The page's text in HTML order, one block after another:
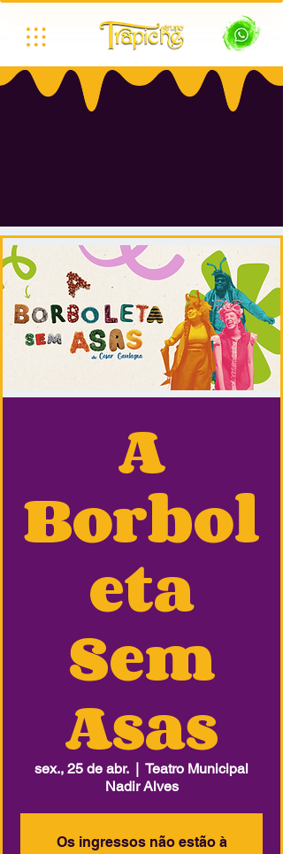
A
Borbol
eta
Sem
Asas
sex., 25 de abr.
  |
Teatro Municipal
Nadir Alves
Os ingressos não estão à